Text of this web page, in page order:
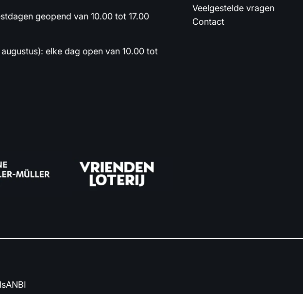
geopend van 10.00 tot 17.00
elke dag open van 10.00 tot
Veelgestelde vragen
Contact
ANBI